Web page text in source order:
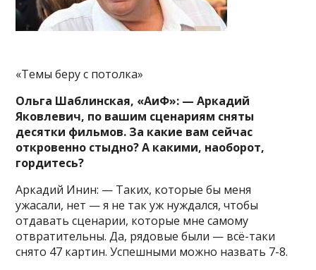
«Темы беру с потолка»
Ольга Шаблинская, «АиФ»: — Аркадий
Яковлевич, по вашим сценариям сняты
десятки фильмов. За какие вам сейчас
откровенно стыдно? А какими, наоборот,
гордитесь?
Аркадий Инин: — Таких, которые бы меня
ужасали, нет — я не так уж нуждался, чтобы
отдавать сценарии, которые мне самому
отвратительны. Да, рядовые были — всё-таки
снято 47 картин. Успешными можно назвать 7-8.